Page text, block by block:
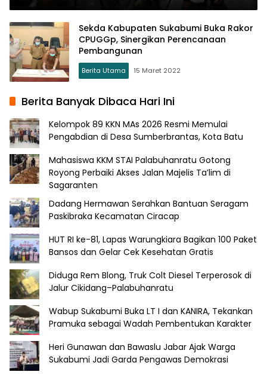
Sekda Kabupaten Sukabumi Buka Rakor
CPUGGp, Sinergikan Perencanaan
Pembangunan
Berita Utama 15 Maret 2022
Berita Banyak Dibaca Hari Ini
Kelompok 89 KKN MAs 2026 Resmi Memulai
Pengabdian di Desa Sumberbrantas, Kota Batu
Mahasiswa KKM STAI Palabuhanratu Gotong
Royong Perbaiki Akses Jalan Majelis Ta’lim di
Sagaranten
Dadang Hermawan Serahkan Bantuan Seragam
Paskibraka Kecamatan Ciracap
HUT RI ke-81, Lapas Warungkiara Bagikan 100 Paket
Bansos dan Gelar Cek Kesehatan Gratis
Diduga Rem Blong, Truk Colt Diesel Terperosok di
Jalur Cikidang–Palabuhanratu
Wabup Sukabumi Buka LT I dan KANIRA, Tekankan
Pramuka sebagai Wadah Pembentukan Karakter
Heri Gunawan dan Bawaslu Jabar Ajak Warga
Sukabumi Jadi Garda Pengawas Demokrasi